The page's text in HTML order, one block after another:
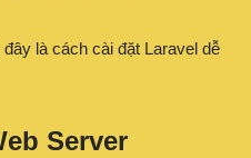
là cách cài đặt Laravel dễ
Server